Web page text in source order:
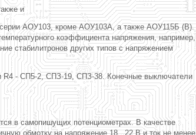
и
АОУ103, кроме АОУ103А, а также АОУ115Б (В).
коэффициента напряжения, например,
стабилитронов других типов с напряжением
R4 - СП5-2, СПЗ-19, СПЗ-38. Конечные выключатели
в самопишущих потенциометрах. В качестве
обмотку на напряжение 18...22 В и ток не менее